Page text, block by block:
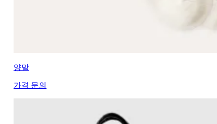
양말
가격 문의